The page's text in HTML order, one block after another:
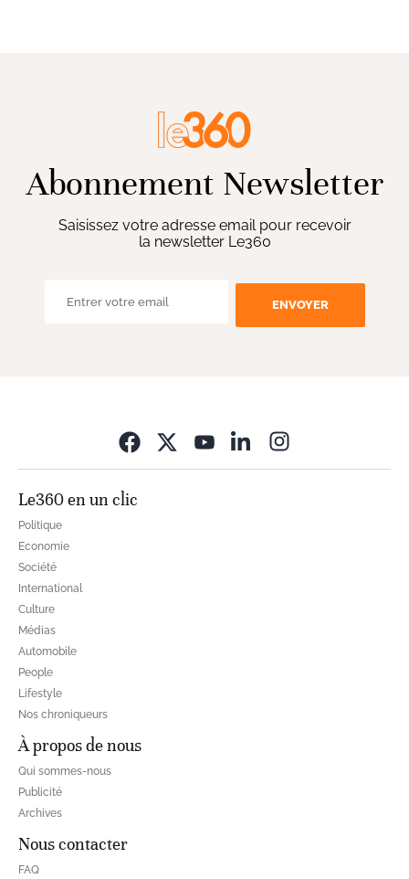
Abonnement Newsletter
Saisissez votre adresse email pour recevoir
la newsletter Le360
ENVOYER
Le360 en un clic
Politique
Economie
Société
International
Culture
Médias
Automobile
People
Lifestyle
Nos chroniqueurs
À propos de nous
Qui sommes-nous
Publicité
Archives
Nous contacter
FAQ